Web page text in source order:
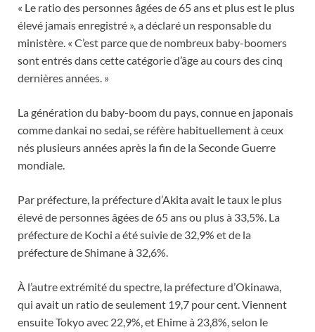
« Le ratio des personnes âgées de 65 ans et plus est le plus
élevé jamais enregistré », a déclaré un responsable du
ministère. « C’est parce que de nombreux baby-boomers
sont entrés dans cette catégorie d’âge au cours des cinq
dernières années. »
La génération du baby-boom du pays, connue en japonais
comme dankai no sedai, se réfère habituellement à ceux
nés plusieurs années après la fin de la Seconde Guerre
mondiale.
Par préfecture, la préfecture d’Akita avait le taux le plus
élevé de personnes âgées de 65 ans ou plus à 33,5%. La
préfecture de Kochi a été suivie de 32,9% et de la
préfecture de Shimane à 32,6%.
À l’autre extrémité du spectre, la préfecture d’Okinawa,
qui avait un ratio de seulement 19,7 pour cent. Viennent
ensuite Tokyo avec 22,9%, et Ehime à 23,8%, selon le